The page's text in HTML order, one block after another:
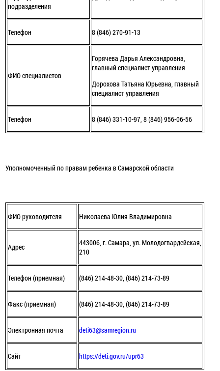
подразделения
Телефон 8 (846) 270-91-13
ФИО специалистов
Горячева Дарья Александровна,
главный специалист управления
Дорохова Татьяна Юрьевна, главный
специалист управления
Телефон 8 (846) 331-10-97, 8 (846) 956-06-56
Уполномоченный по правам ребенка в Самарской области
ФИО руководителя Николаева Юлия Владимировна
Адрес
443006, г. Самара, ул. Молодогвардейская,
210
Телефон (приемная) (846) 214-48-30, (846) 214-73-89
Факс (приемная) (846) 214-48-30, (846) 214-73-89
Электронная почта deti63@samregion.ru
Сайт https://deti.gov.ru/upr63